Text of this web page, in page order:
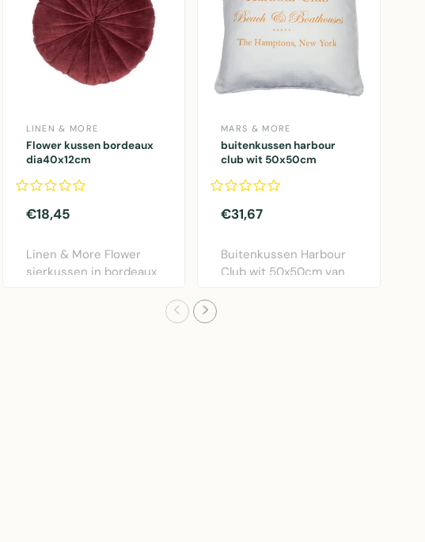
LINEN & MORE
Flower kussen bordeaux
dia40x12cm
€18,45
Linen & More Flower
sierkussen in bordeaux
MARS & MORE
buitenkussen harbour
club wit 50x50cm
€31,67
Buitenkussen Harbour
Club wit 50x50cm van